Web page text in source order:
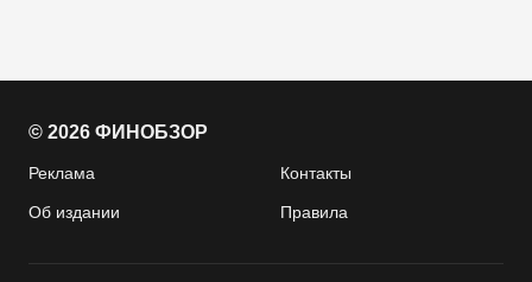
© 2026 ФИНОБЗОР
Реклама Контакты
Об издании Правила